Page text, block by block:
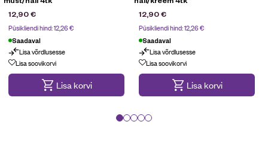
12,90€
Püsikliendi hind:12,26€
Saadaval
Lisa võrdlusesse
Lisa soovikorvi
Lisa korvi
12,90€
Püsikliendi hind:12,26€
Saadaval
Lisa võrdlusesse
Lisa soovikorvi
Lisa korvi